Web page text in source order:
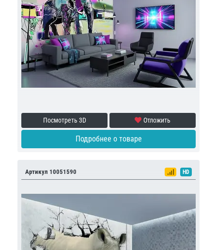
Посмотреть 3D Отложить
Подробнее о товаре
Артикул 10051590 HD